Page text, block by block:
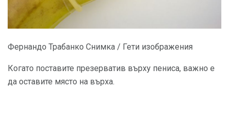
Фернандо Трабанко Снимка / Гети изображения
Когато поставите презерватив върху пениса, важно е
да оставите място на върха.